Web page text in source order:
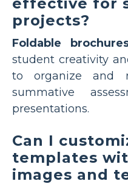
projects?
Foldable
student creativity
to organize and
summative
presentations.
Can I
templates
images and